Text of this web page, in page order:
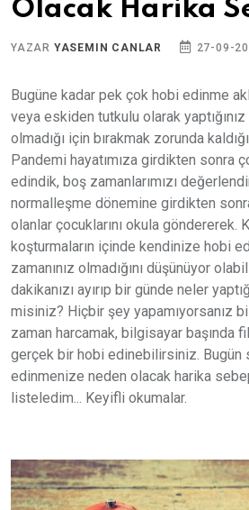
Olacak Harika
YAZAR YASEMIN CANLAR 27-09-
Bugüne kadar pek çok hobi edinme
veya eskiden tutkulu olarak yaptığınız
olmadığı için bırakmak zorunda
Pandemi hayatımıza girdikten sonra
edindik, boş zamanlarımızı
normalleşme dönemine girdikten
olanlar çocuklarını okula göndererek.
koşturmaların içinde kendinize hobi
zamanınız olmadığını düşünüyor
dakikanızı ayırıp bir günde neler
misiniz? Hiçbir şey yapamıyorsanız
zaman harcamak, bilgisayar başında
gerçek bir hobi edinebilirsiniz. Bugün
edinmenize neden olacak harika
listeledim... Keyifli okumalar.